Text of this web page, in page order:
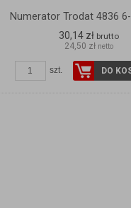
Numerator Trodat 4836
30,14 zł brutto
24,50 zł netto
szt. DO